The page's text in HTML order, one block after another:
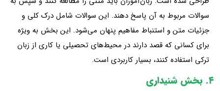
سوالات مربوط به آن پاسخ دهند. این سوالات شامل درک کلی و
جزئیات متن و استنباط مفاهیم پنهان می‌شود. این بخش به ویژه
برای کسانی که قصد دارند در محیط‌های تحصیلی یا کاری از زبان
ترکی استفاده کنند، بسیار کاربردی است.
۴. بخش شنیداری